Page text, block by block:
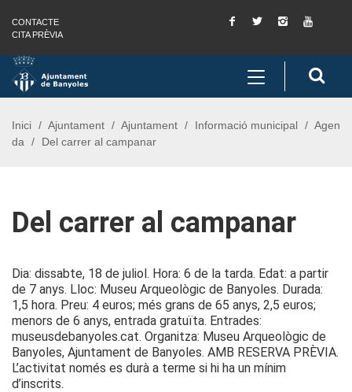
Saltar al contingut
Saltar a la navegació
Informació de contacte
CONTACTE
CITA PRÈVIA
Facebook
Twitter Instagram
Toggle
navigation
Inici Ajuntament Ajuntament Informació municipal
Agen
da
Del carrer al campanar
Del carrer al campanar
Dia: dissabte, 18 de juliol. Hora: 6 de la tarda. Edat: a partir
de 7 anys. Lloc: Museu Arqueològic de Banyoles. Durada:
1,5 hora. Preu: 4 euros; més grans de 65 anys, 2,5 euros;
menors de 6 anys, entrada gratuïta. Entrades:
museusdebanyoles.cat. Organitza: Museu Arqueològic de
Banyoles, Ajuntament de Banyoles. AMB RESERVA PRÈVIA.
L’activitat només es durà a terme si hi ha un mínim
d’inscrits.